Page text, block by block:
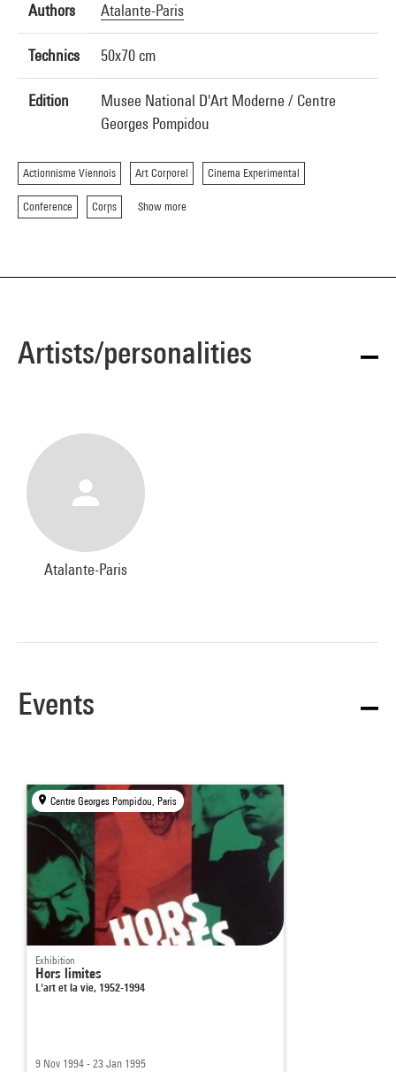
Authors Atalante-Paris
Technics 50x70 cm
Edition
Musee National D'Art Moderne / Centre
Georges Pompidou
Actionnisme Viennois Art Corporel Cinema Experimental
Conference Corps Show more
Artists/personalities
Atalante-Paris
Events
Centre Georges Pompidou, Paris
Exhibition
Hors limites
L'art et la vie, 1952-1994
9 Nov 1994 - 23 Jan 1995